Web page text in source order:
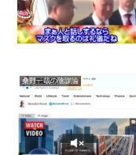
桑野一哉の陰謀論